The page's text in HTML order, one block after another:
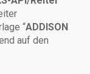
“ADDISON
auf den